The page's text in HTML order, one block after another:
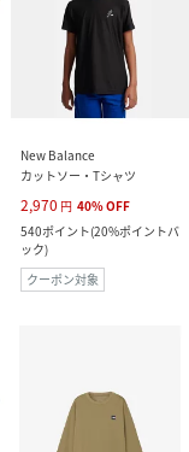
New Balance
カットソー・Tシャツ
2,970 円 40%OFF
540ポイント(20%ポイントバ
ック)
クーポン対象